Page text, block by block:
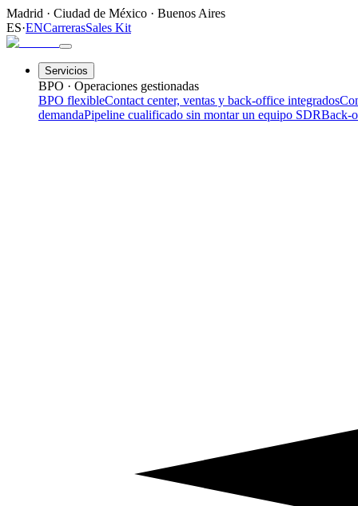
Madrid · Ciudad de México · Buenos Aires
ES·ENCarrerasSales Kit
Servicios
BPO · Operaciones gestionadas
BPO flexibleContact center, ventas y back-office integrados
demandaPipeline cualificado sin montar un equipo SDRBack-